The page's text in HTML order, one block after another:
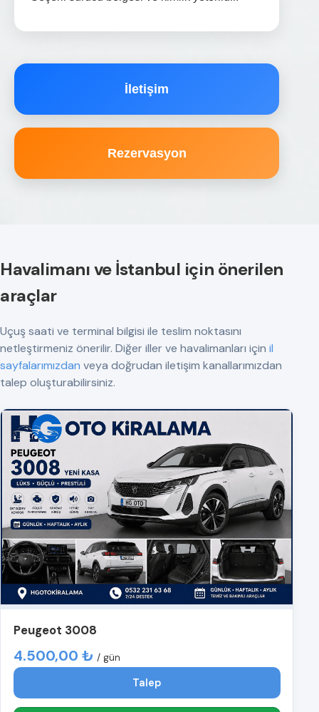
İletişim
Rezervasyon
Havalimanı ve İstanbul için önerilen
araçlar
Uçuş saati ve terminal bilgisi ile teslim noktasını
netleştirmeniz önerilir. Diğer iller ve havalimanları için il
sayfalarımızdan veya doğrudan iletişim kanallarımızdan
talep oluşturabilirsiniz.
Peugeot 3008
4.500,00 ₺ / gün
Talep